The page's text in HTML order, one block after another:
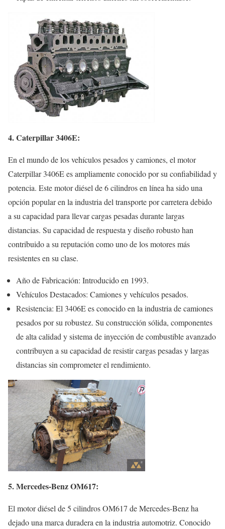
4. Caterpillar 3406E:
En el mundo de los vehículos pesados y camiones, el motor
Caterpillar 3406E es ampliamente conocido por su confiabilidad y
potencia. Este motor diésel de 6 cilindros en línea ha sido una
opción popular en la industria del transporte por carretera debido
a su capacidad para llevar cargas pesadas durante largas
distancias. Su capacidad de respuesta y diseño robusto han
contribuido a su reputación como uno de los motores más
resistentes en su clase.
Año de Fabricación: Introducido en 1993.
Vehículos Destacados: Camiones y vehículos pesados.
Resistencia: El 3406E es conocido en la industria de camiones
pesados por su robustez. Su construcción sólida, componentes
de alta calidad y sistema de inyección de combustible avanzado
contribuyen a su capacidad de resistir cargas pesadas y largas
distancias sin comprometer el rendimiento.
5. Mercedes-Benz OM617:
El motor diésel de 5 cilindros OM617 de Mercedes-Benz ha
dejado una marca duradera en la industria automotriz. Conocido